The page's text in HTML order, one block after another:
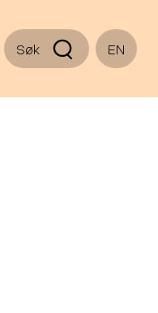
Søk EN